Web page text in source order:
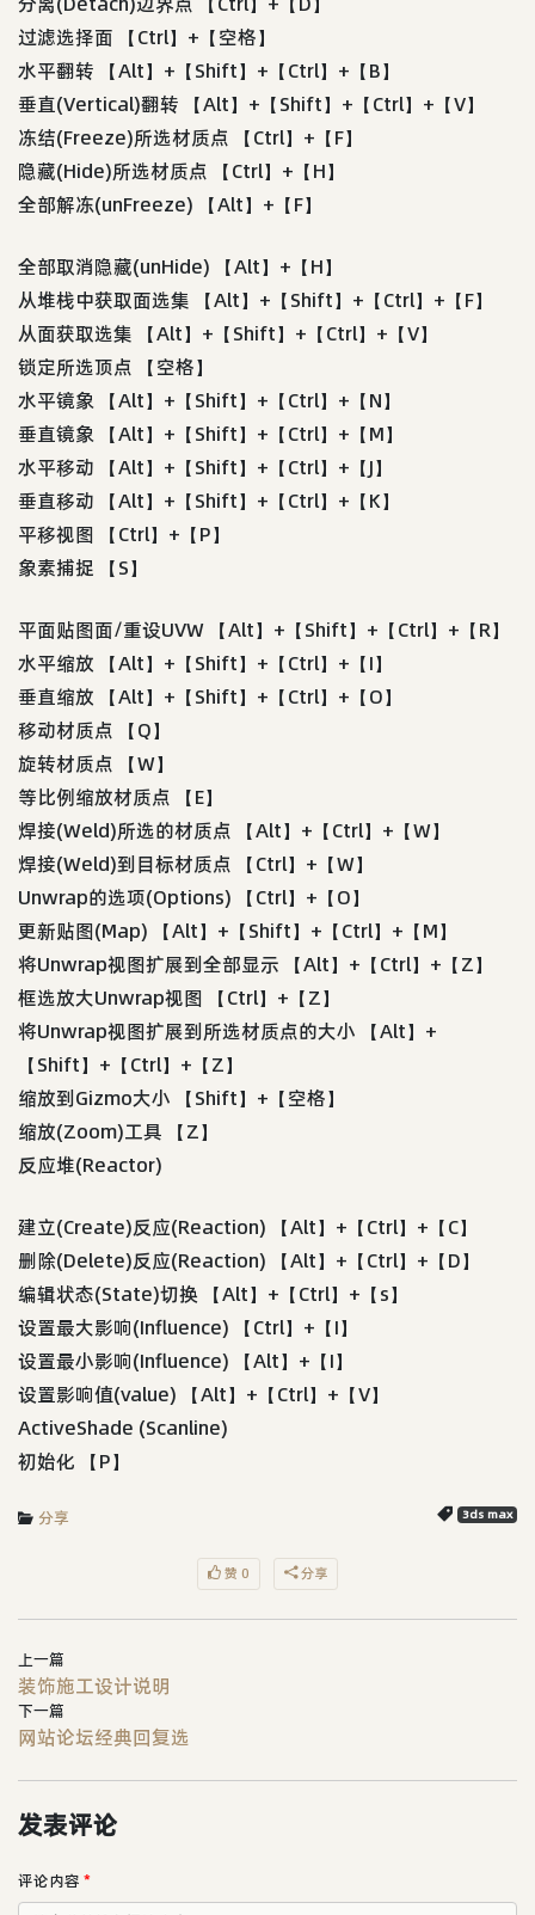
过滤选择面 【Ctrl】+【空格】
水平翻转 【Alt】+【Shift】+【Ctrl】+【B】
垂直(Vertical)翻转 【Alt】+【Shift】+【Ctrl】+【V】
冻结(Freeze)所选材质点 【Ctrl】+【F】
隐藏(Hide)所选材质点 【Ctrl】+【H】
全部解冻(unFreeze) 【Alt】+【F】
全部取消隐藏(unHide) 【Alt】+【H】
从堆栈中获取面选集 【Alt】+【Shift】+【Ctrl】+【F】
从面获取选集 【Alt】+【Shift】+【Ctrl】+【V】
锁定所选顶点 【空格】
水平镜象 【Alt】+【Shift】+【Ctrl】+【N】
垂直镜象 【Alt】+【Shift】+【Ctrl】+【M】
水平移动 【Alt】+【Shift】+【Ctrl】+【J】
垂直移动 【Alt】+【Shift】+【Ctrl】+【K】
平移视图 【Ctrl】+【P】
象素捕捉 【S】
平面贴图面/重设UVW 【Alt】+【Shift】+【Ctrl】+【R】
水平缩放 【Alt】+【Shift】+【Ctrl】+【I】
垂直缩放 【Alt】+【Shift】+【Ctrl】+【O】
移动材质点 【Q】
旋转材质点 【W】
等比例缩放材质点 【E】
焊接(Weld)所选的材质点 【Alt】+【Ctrl】+【W】
焊接(Weld)到目标材质点 【Ctrl】+【W】
Unwrap的选项(Options) 【Ctrl】+【O】
更新贴图(Map) 【Alt】+【Shift】+【Ctrl】+【M】
将Unwrap视图扩展到全部显示 【Alt】+【Ctrl】+【Z】
框选放大Unwrap视图 【Ctrl】+【Z】
将Unwrap视图扩展到所选材质点的大小 【Alt】+
【Shift】+【Ctrl】+【Z】
缩放到Gizmo大小 【Shift】+【空格】
缩放(Zoom)工具 【Z】
反应堆(Reactor)
建立(Create)反应(Reaction) 【Alt】+【Ctrl】+【C】
删除(Delete)反应(Reaction) 【Alt】+【Ctrl】+【D】
编辑状态(State)切换 【Alt】+【Ctrl】+【s】
设置最大影响(Influence) 【Ctrl】+【I】
设置最小影响(Influence) 【Alt】+【I】
设置影响值(value) 【Alt】+【Ctrl】+【V】
ActiveShade (Scanline)
初始化 【P】
分享 3ds max
赞 0 分享
上一篇
装饰施工设计说明
下一篇
网站论坛经典回复选
发表评论
评论内容 *